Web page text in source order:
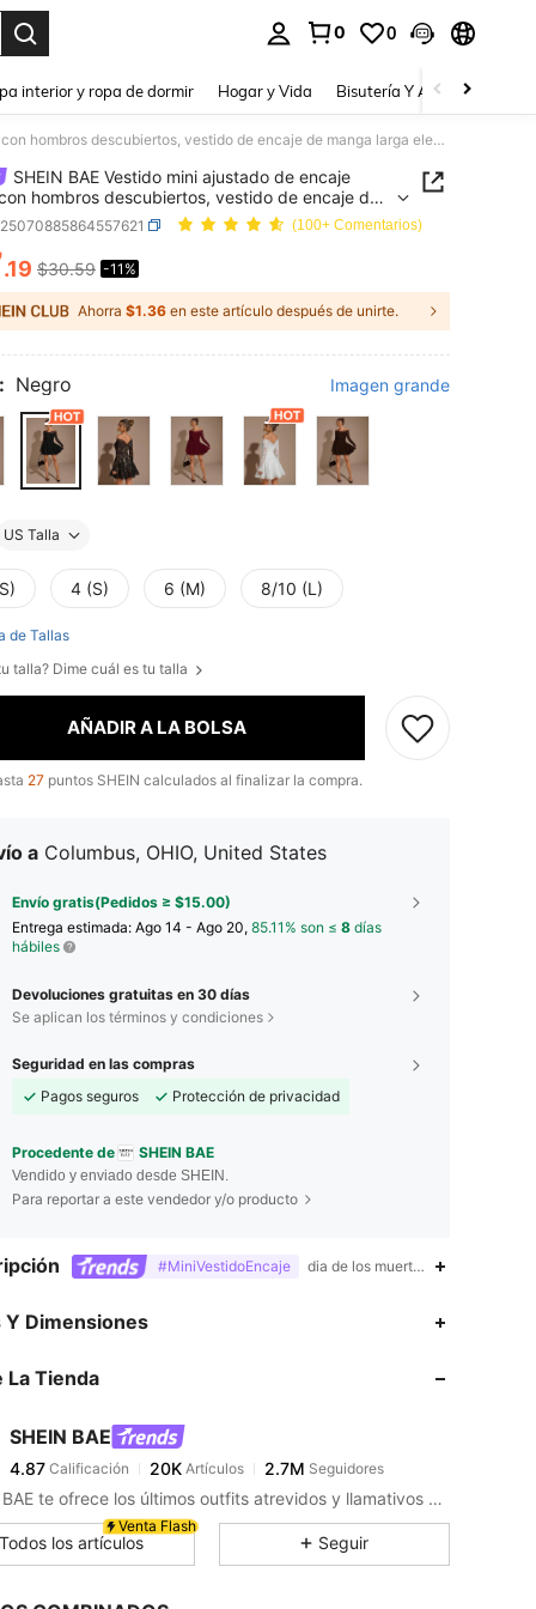
0 0
interior y ropa de dormir Hogar y Vida Bisutería Y Accesorios
SHEIN BAE Vestido mini ajustado de encaje negro con hombros descubiertos, vestido de encaje de manga larga elegante y sexy para mujer, vestido de encaje negro, elegante vestido negro corto
SHEIN BAE Vestido mini ajustado de encaje
hombros descubiertos, vestido de encaje de
larga elegante y sexy para mujer, vestido de
negro, elegante vestido negro corto
(100+ Comentarios)
AND AVAILABILITY
.19 $30.59 -11%
Ahorra $1.36 en este artículo después de unirte.
Negro Imagen grande
US Talla
4 (S) 6 (M) 8/10 (L)
de Tallas
talla? Dime cuál es tu talla
AÑADIR A LA BOLSA
27 puntos SHEIN calculados al finalizar la compra.
a Columbus, OHIO, United States
Envío gratis(Pedidos ≥ $15.00)
Entrega estimada: Ago 14 - Ago 20, 85.11% son ≤ 8 días
hábiles
Devoluciones gratuitas en 30 días
Se aplican los términos y condiciones
Seguridad en las compras
Pagos seguros
Protección de privacidad
Procedente de SHEIN BAE
Vendido y enviado desde SHEIN.
Para reportar a este vendedor y/o producto
#MiniVestidoEncaje dia de los muertos,90%
Y Dimensiones
La Tienda
SHEIN BAE
4.87 Calificación 20K Artículos 2.7M Seguidores
4.87 20K 2.7M
SHEIN BAE te ofrece los últimos outfits atrevidos y llamativos para tu próxima noche divertida.
Venta Flash
Todos los artículos Seguir